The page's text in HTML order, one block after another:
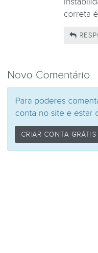
correta
Novo Comentário
Para poderes
conta no site e estar
CRIAR CONTA GRÁTIS